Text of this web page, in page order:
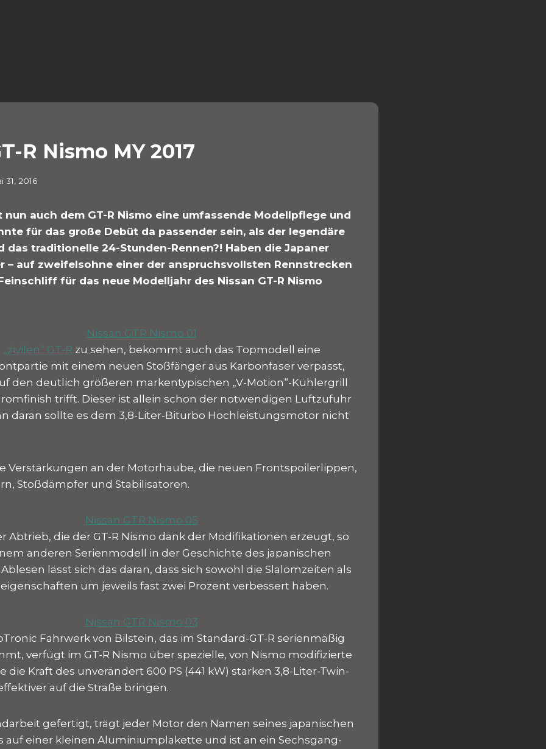
R Nismo MY 2017
31, 2016
nun auch dem GT-R Nismo eine umfassende Modellpflege und
für das große Debüt da passender sein, als der legendäre
das traditionelle 24-Stunden-Rennen?! Haben die Japaner
– auf zweifelsohne einer der anspruchsvollsten Rennstrecken
für das neue Modelljahr des Nissan GT-R Nismo
„zivilen“ GT-R zu sehen, bekommt auch das Topmodell eine
mit einem neuen Stoßfänger aus Karbonfaser verpasst,
den deutlich größeren markentypischen „V-Motion“-Kühlergrill
trifft. Dieser ist allein schon der notwendigen Luftzufuhr
daran sollte es dem 3,8-Liter-Biturbo Hochleistungsmotor nicht
Verstärkungen an der Motorhaube, die neuen Frontspoilerlippen,
Stoßdämpfer und Stabilisatoren.
Abtrieb, die der GT-R Nismo dank der Modifikationen erzeugt, so
anderen Serienmodell in der Geschichte des japanischen
lässt sich das daran, dass sich sowohl die Slalomzeiten als
um jeweils fast zwei Prozent verbessert haben.
Fahrwerk von Bilstein, das im Standard-GT-R serienmäßig
verfügt im GT-R Nismo über spezielle, von Nismo modifizierte
die Kraft des unverändert 600 PS (441 kW) starken 3,8-Liter-Twin-
auf die Straße bringen.
gefertigt, trägt jeder Motor den Namen seines japanischen
auf einer kleinen Aluminiumplakette und ist an ein Sechsgang-